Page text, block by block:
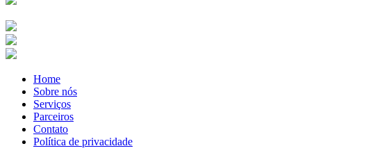
Home
Sobre nós
Serviços
Parceiros
Contato
Política de privacidade